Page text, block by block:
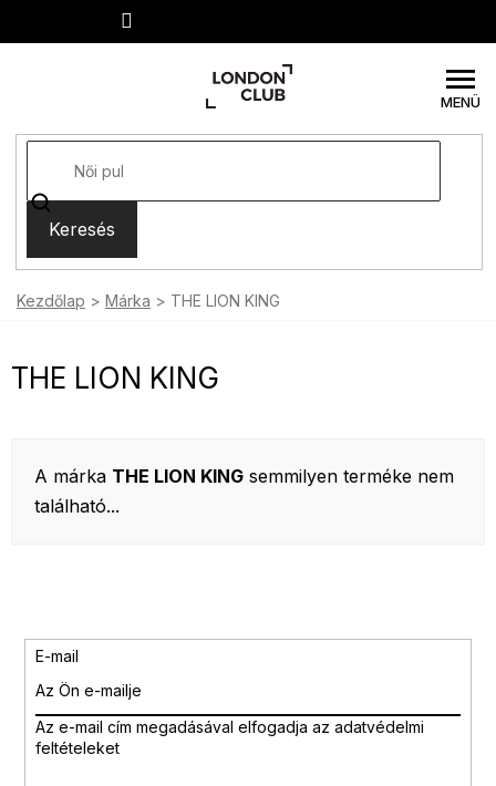
Keresés
Kezdőlap Márka THE LION KING
THE LION KING
A márka THE LION KING semmilyen terméke nem
található...
E-mail
Az e-mail cím megadásával elfogadja az adatvédelmi
feltételeket